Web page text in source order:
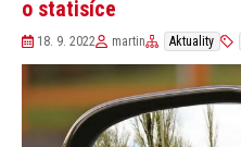
o statisíce
18. 9. 2022 martin Aktuality